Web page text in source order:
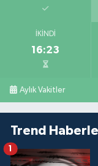
İKINDI
16:23
Aylık Vakitler
Trend
1